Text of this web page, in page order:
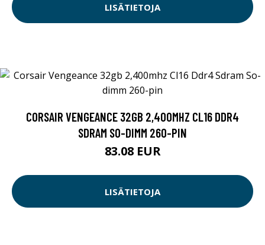
LISÄTIETOJA
CORSAIR VENGEANCE 32GB 2,400MHZ CL16 DDR4
SDRAM SO-DIMM 260-PIN
83.08 EUR
LISÄTIETOJA